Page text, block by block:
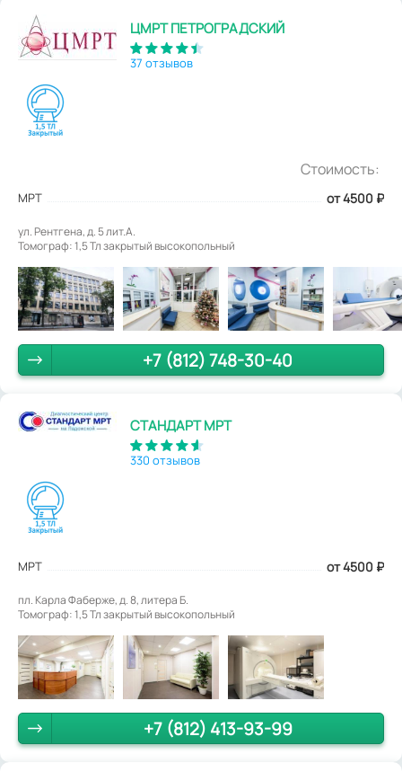
ЦМРТ ПЕТРОГРАДСКИЙ
37 отзывов
Стоимость:
МРТ от 4500 ₽
ул. Рентгена, д. 5 лит.А.
Томограф: 1,5 Тл закрытый высокопольный
+7 (812) 748-30-40
СТАНДАРТ МРТ
330 отзывов
МРТ от 4500 ₽
пл. Карла Фаберже, д. 8, литера Б.
Томограф: 1,5 Тл закрытый высокопольный
+7 (812) 413-93-99